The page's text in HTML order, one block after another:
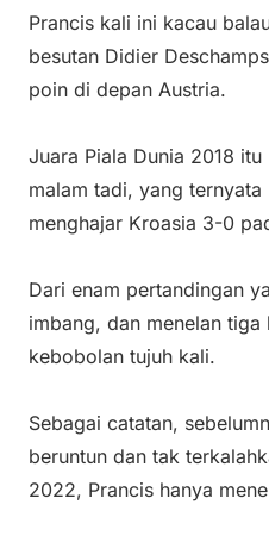
Prancis kali ini kacau
besutan Didier
poin di depan Austria.
Juara Piala Dunia 2018
malam tadi, yang
menghajar Kroasia 3-0
Dari enam pertandingan
imbang, dan menelan
kebobolan tujuh kali.
Sebagai catatan,
beruntun dan tak
2022, Prancis hanya